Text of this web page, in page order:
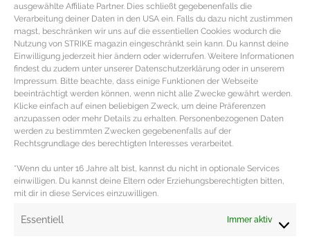
ausgewählte Affiliate Partner. Dies schließt gegebenenfalls die
Verarbeitung deiner Daten in den USA ein. Falls du dazu nicht zustimmen
magst, beschränken wir uns auf die essentiellen Cookies wodurch die
Nutzung von STRIKE magazin eingeschränkt sein kann. Du kannst deine
Einwilligung jederzeit hier ändern oder widerrufen. Weitere Informationen
findest du zudem unter unserer Datenschutzerklärung oder in unserem
Impressum. Bitte beachte, dass einige Funktionen der Webseite
beeinträchtigt werden können, wenn nicht alle Zwecke gewährt werden.
Klicke einfach auf einen beliebigen Zweck, um deine Präferenzen
anzupassen oder mehr Details zu erhalten. Personenbezogenen Daten
werden zu bestimmten Zwecken gegebenenfalls auf der
Rechtsgrundlage des berechtigten Interesses verarbeitet.
*Wenn du unter 16 Jahre alt bist, kannst du nicht in optionale Services
einwilligen. Du kannst deine Eltern oder Erziehungsberechtigten bitten,
mit dir in diese Services einzuwilligen.
Essentiell Immer aktiv
Weiße Sneaker zum Verlieben
Weiße Trend Sneaker im Retro Look Sobald man sich in
einen verliebt hat, will man sie alle. Die Rede ist
MEHR DAZU »